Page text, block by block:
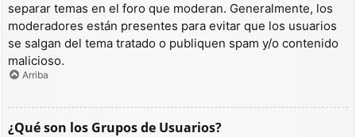
separar temas en el foro que moderan. Generalmente, los
moderadores están presentes para evitar que los usuarios
se salgan del tema tratado o publiquen spam y/o contenido
malicioso.
Arriba
¿Qué son los Grupos de Usuarios?